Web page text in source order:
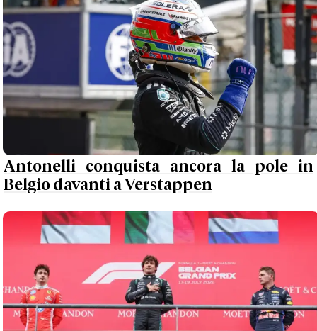
Antonelli conquista ancora la pole in
Belgio davanti a Verstappen